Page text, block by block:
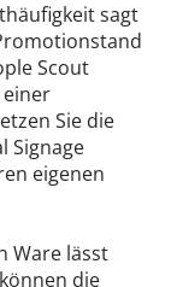
sagt
Scout
einer
Sie die
Signage
eigenen
Ware lässt
die